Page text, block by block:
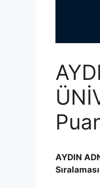
AYDIN
Sıralaması